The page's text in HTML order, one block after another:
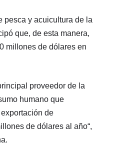
pesca y acuicultura de la
que, de esta manera,
millones de dólares en
proveedor de la
humano que
de
de dólares al año“,